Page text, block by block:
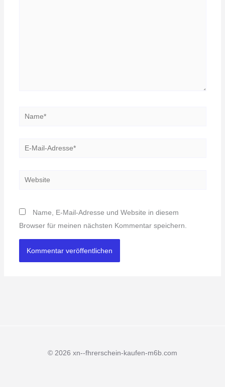
Name*
E-
Website
Name, E-Mail-Adresse und Website in diesem
Browser für meinen nächsten Kommentar speichern.
© 2026 xn--fhrerschein-kaufen-m6b.com